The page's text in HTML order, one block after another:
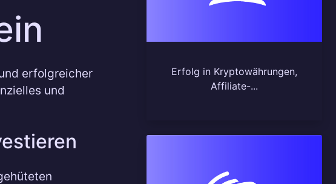
erfolgreicher
und
Erfolg in Kryptowährungen,
Affiliate-...